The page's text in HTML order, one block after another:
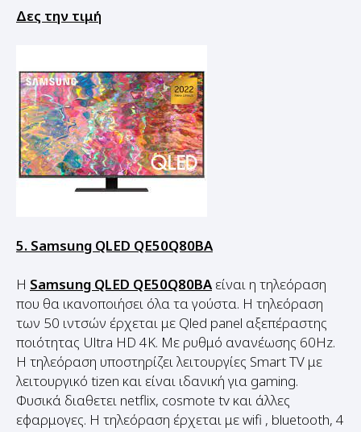
ΗSamsung QLED QE50Q80BAείναι η τηλεόραση
των 50 ιντσών έρχεται με Qled panel αξεπέραστης
ποιότητας Ultra HD 4K. Με ρυθμό ανανέωσης 60Hz.
Η τηλεόραση υποστηρίζει λειτουργίες Smart TV με
λειτουργικό tizen και είναι ιδανική για gaming.
Φυσικά διαθετει netflix, cosmote tv και άλλες
εφαρμογες. Η τηλεόραση έρχεται με wifi , bluetooth, 4
HDMI, HDMI ARC και 2 θύρες USB 2.0